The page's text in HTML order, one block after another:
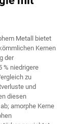
Metall bietet
Kernen
der
% niedrigere
zu
und
diesen
amorphe Kerne